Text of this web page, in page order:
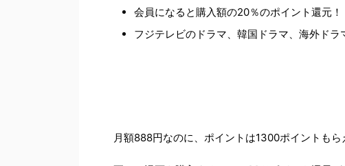
会員になると購入額の20％のポイント還元！
フジテレビのドラマ、韓国ドラマ、海外ドラ
月額888円なのに、ポイントは1300ポイントもら